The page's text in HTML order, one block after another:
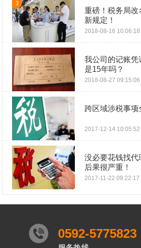
3
重磅！税务局
新规定！
2018-08-16 10:06:18
我公司的记账凭
是15年吗？
2018-08-27 09:15:06
跨区域涉税事项
2017-12-14 10:05:52
没必要花钱找
后果很严重！
2017-11-22 09:22:17
0592-5775823